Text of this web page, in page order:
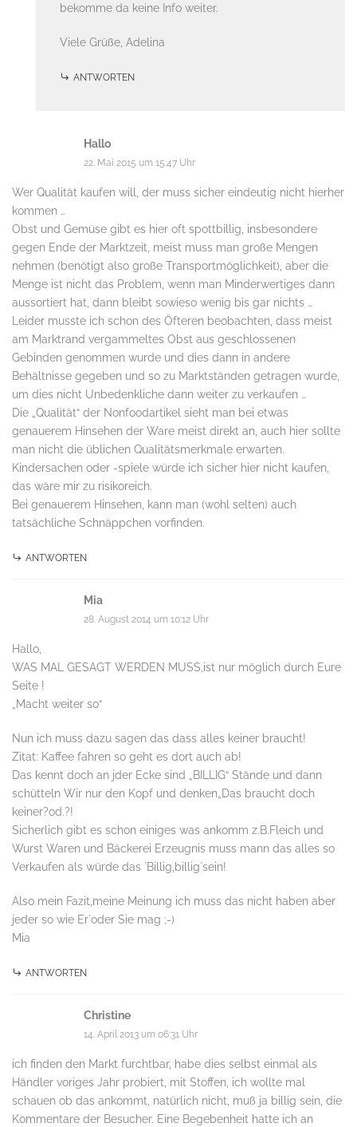
bekomme da keine Info weiter.
Viele Grüße, Adelina
ANTWORTEN
Hallo
22. Mai 2015 um 15:47 Uhr
Wer Qualität kaufen will, der muss sicher eindeutig nicht hierher
kommen …
Obst und Gemüse gibt es hier oft spottbillig, insbesondere
gegen Ende der Marktzeit, meist muss man große Mengen
nehmen (benötigt also große Transportmöglichkeit), aber die
Menge ist nicht das Problem, wenn man Minderwertiges dann
aussortiert hat, dann bleibt sowieso wenig bis gar nichts …
Leider musste ich schon des Öfteren beobachten, dass meist
am Marktrand vergammeltes Obst aus geschlossenen
Gebinden genommen wurde und dies dann in andere
Behältnisse gegeben und so zu Marktständen getragen wurde,
um dies nicht Unbedenkliche dann weiter zu verkaufen …
Die „Qualität“ der Nonfoodartikel sieht man bei etwas
genauerem Hinsehen der Ware meist direkt an, auch hier sollte
man nicht die üblichen Qualitätsmerkmale erwarten.
Kindersachen oder -spiele würde ich sicher hier nicht kaufen,
das wäre mir zu risikoreich.
Bei genauerem Hinsehen, kann man (wohl selten) auch
tatsächliche Schnäppchen vorfinden.
ANTWORTEN
Mia
28. August 2014 um 10:12 Uhr
Hallo,
WAS MAL GESAGT WERDEN MUSS,ist nur möglich durch Eure
Seite !
„Macht weiter so“
Nun ich muss dazu sagen das dass alles keiner braucht!
Zitat: Kaffee fahren so geht es dort auch ab!
Das kennt doch an jder Ecke sind „BILLIG“ Stände und dann
schütteln Wir nur den Kopf und denken„Das braucht doch
keiner?od.?!
Sicherlich gibt es schon einiges was ankomm z.B.Fleich und
Wurst Waren und Bäckerei Erzeugnis muss mann das alles so
Verkaufen als würde das ´Billig,billig`sein!
Also mein Fazit,meine Meinung ich muss das nicht haben aber
jeder so wie Er´oder Sie mag ;-)
Mia
ANTWORTEN
Christine
14. April 2013 um 06:31 Uhr
ich finden den Markt furchtbar, habe dies selbst einmal als
Händler voriges Jahr probiert, mit Stoffen, ich wollte mal
schauen ob das ankommt, natürlich nicht, muß ja billig sein, die
Kommentare der Besucher. Eine Begebenheit hatte ich an